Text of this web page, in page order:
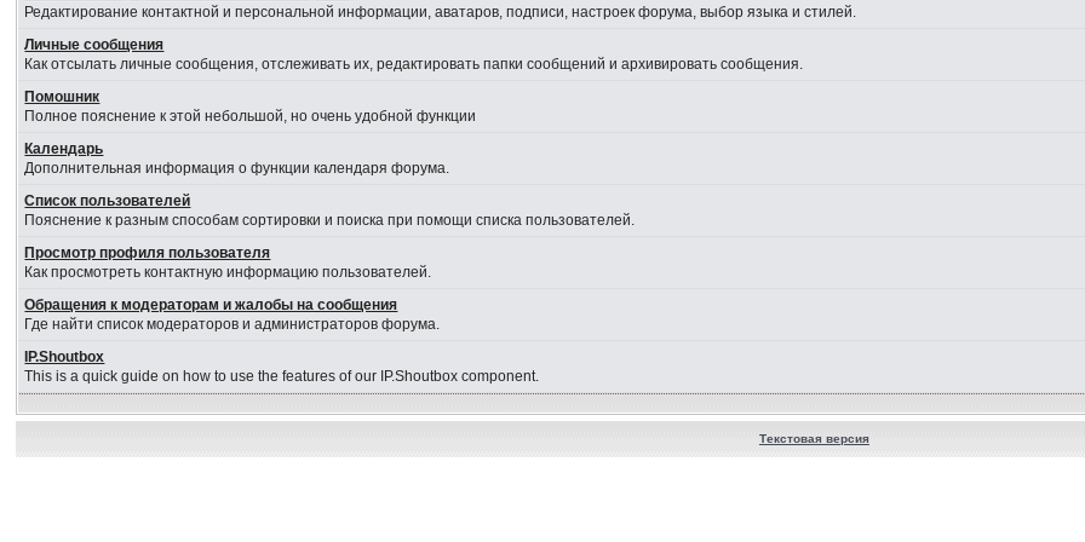
Редактирование контактной и персональной информации, аватаров, подписи, настроек форума, выбор языка и стилей.
Личные сообщения
Как отсылать личные сообщения, отслеживать их, редактировать папки сообщений и архивировать сообщения.
Помошник
Полное пояснение к этой небольшой, но очень удобной функции
Календарь
Дополнительная информация о функции календаря форума.
Список пользователей
Пояснение к разным способам сортировки и поиска при помощи списка пользователей.
Просмотр профиля пользователя
Как просмотреть контактную информацию пользователей.
Обращения к модераторам и жалобы на сообщения
Где найти список модераторов и администраторов форума.
IP.Shoutbox
This is a quick guide on how to use the features of our IP.Shoutbox component.
Текстовая версия